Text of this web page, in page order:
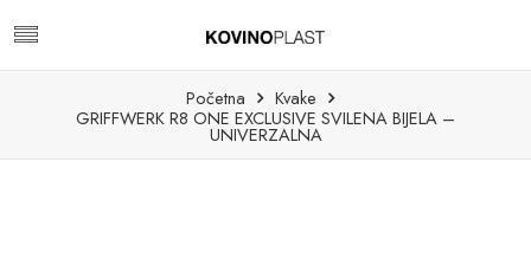
Početna
Kvake
GRIFFWERK R8 ONE EXCLUSIVE SVILENA BIJELA –
UNIVERZALNA